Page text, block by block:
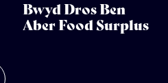
Bwyd Dros Ben
Aber Food Surplus